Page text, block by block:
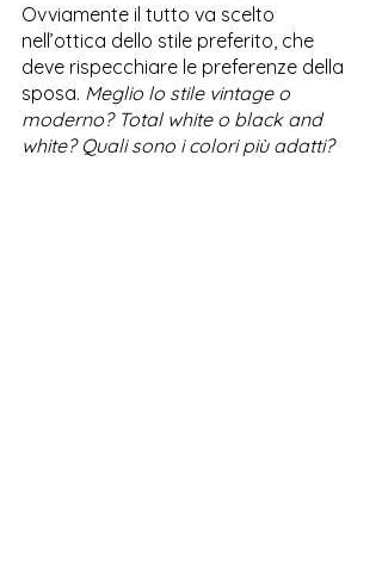
Ovviamente il tutto va scelto
nell’ottica dello stile preferito, che
deve rispecchiare le preferenze della
sposa. Meglio lo stile vintage o
moderno? Total white o black and
white? Quali sono i colori più adatti?